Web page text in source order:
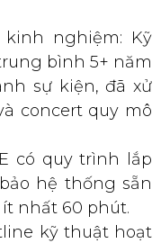
nghiệm: Kỹ
bình 5+ năm
sự kiện, đã xử
concert quy mô
có quy trình lắp
hệ thống sẵn
nhất 60 phút.
kỹ thuật hoạt